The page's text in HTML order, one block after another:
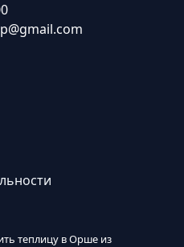
теплицу в Орше из